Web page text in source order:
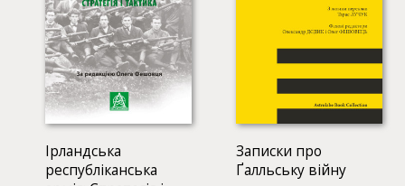
Ірландська
республіканська
Записки про
Ґалльську війну